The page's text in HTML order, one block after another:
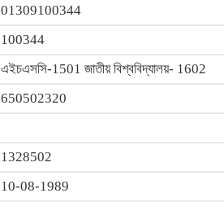
01309100344
100344
এইচএসসি-1501 জাতীয় বিশ্ববিদ্যালয়- 1602
650502320
1328502
10-08-1989